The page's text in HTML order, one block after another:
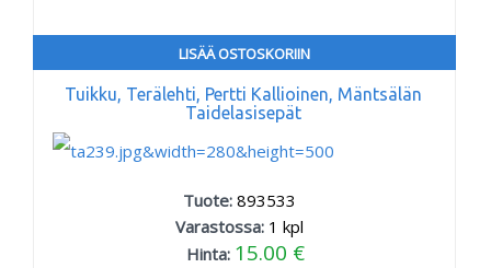
LISÄÄ OSTOSKORIIN
Tuikku, Terälehti, Pertti Kallioinen, Mäntsälän
Taidelasisepät
Tuote: 893533
Varastossa: 1 kpl
Hinta: 15.00 €